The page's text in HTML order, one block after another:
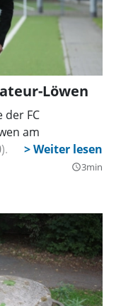
Löwen
der FC
am
query_builder3min